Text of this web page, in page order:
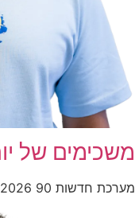
משכימים של
מערכת חדשות 90